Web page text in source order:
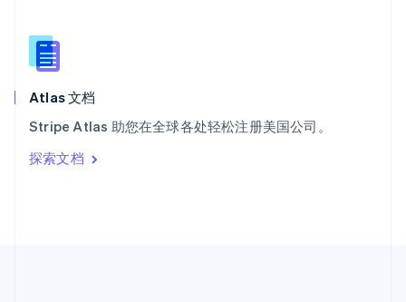
Atlas 文档
Stripe Atlas 助您在全球各处轻松注册美国公司。
探索文档
新西兰
English
匈牙利
English
ItalianoEnglish
印度
English